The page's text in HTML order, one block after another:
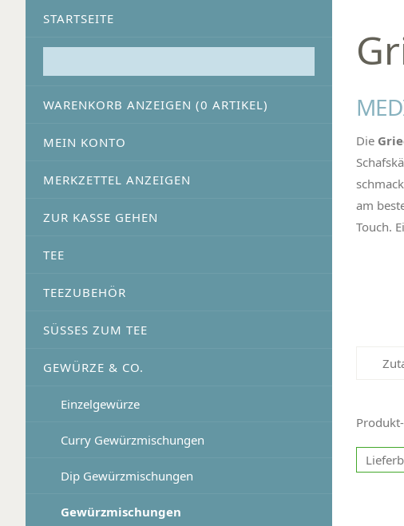
STARTSEITE
WARENKORB ANZEIGEN (0 ARTIKEL)
MEIN KONTO
MERKZETTEL ANZEIGEN
ZUR KASSE GEHEN
TEE
TEEZUBEHÖR
SÜSSES ZUM TEE
GEWÜRZE & CO.
Einzelgewürze
Curry Gewürzmischungen
Dip Gewürzmischungen
Gewürzmischungen
Die
am
Touch.